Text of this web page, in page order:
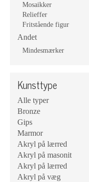
Mosaikker
Relieffer
Fritstående figur
Andet
Mindesmærker
Kunsttype
Alle typer
Bronze
Gips
Marmor
Akryl på lærred
Akryl på masonit
Akryl på lærred
Akryl på væg